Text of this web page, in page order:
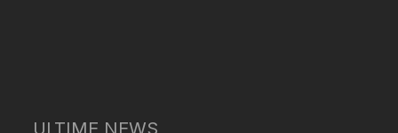
ULTIME NEWS